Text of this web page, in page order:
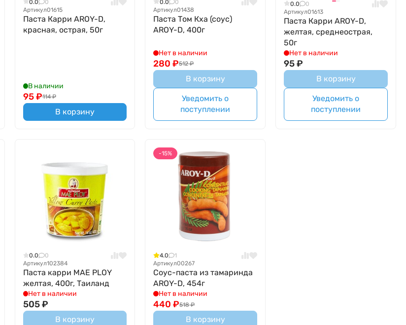
0.0
0
Артикул01615
Паста Карри AROY-D,
красная, острая, 50г
В наличии
114 ₽
95 ₽
В корзину
0.0
0
Артикул01438
Паста Том Кха (соус)
AROY-D, 400г
Нет в наличии
512 ₽
280 ₽
В корзину
Уведомить о
поступлении
0.0
0
Артикул01613
Паста Карри AROY-D,
желтая, среднеострая,
50г
Нет в наличии
95₽
В корзину
Уведомить о
поступлении
0.0
0
Артикул102384
Паста карри MAE PLOY
желтая, 400г, Таиланд
Нет в наличии
505 ₽
В корзину
-15%
4.0
1
Артикул00267
Соус-паста из тамаринда
AROY-D, 454г
Нет в наличии
518 ₽
440 ₽
В корзину